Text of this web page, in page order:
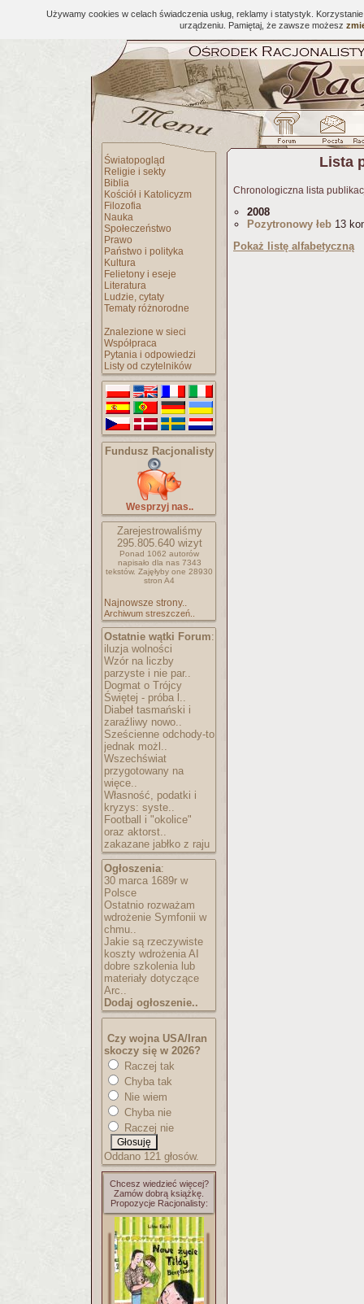
Używamy cookies w celach świadczenia usług, reklamy i statystyk.
urządzeniu. Pamiętaj, że zawsze możesz
Światopogląd
Religie i sekty
Biblia
Kościół i Katolicyzm
Filozofia
Nauka
Społeczeństwo
Prawo
Państwo i polityka
Kultura
Felietony i eseje
Literatura
Ludzie, cytaty
Tematy różnorodne
Znalezione w sieci
Współpraca
Pytania i odpowiedzi
Listy od czytelników
Fundusz Racjonalisty
Wesprzyj nas..
Zarejestrowaliśmy
295.805.640wizyt
Ponad 1062 autorów
napisało dla nas 7343
tekstów. Zajęłyby one 28930
stron A4
Najnowsze strony..
Archiwum streszczeń..
Ostatnie wątki Forum:
iluzja wolności
Wzór na liczby
parzyste i nie par..
Dogmat o Trójcy
Świętej - próba l..
Diabeł tasmański i
zaraźliwy nowo..
Sześcienne odchody-to
jednak możl..
Wszechświat
przygotowany na
więce..
Własność, podatki i
kryzys: syste..
Football i "okolice"
oraz aktorst..
zakazane jabłko z raju
Ogłoszenia:
30 marca 1689r w
Polsce
Ostatnio rozważam
wdrożenie Symfonii w
chmu..
Jakie są rzeczywiste
koszty wdrożenia AI
dobre szkolenia lub
materiały dotyczące
Arc..
Dodaj ogłoszenie..
Czy wojna USA/Iran
skoczy się w 2026?
Raczej tak
Chyba tak
Nie wiem
Chyba nie
Raczej nie
Oddano 121 głosów.
Chcesz wiedzieć więcej?
Zamów dobrą książkę.
Propozycje Racjonalisty:
Lista
Chronologiczna lista
2008
Pozytronowy łeb 13
Pokaż listę alfabetyczną